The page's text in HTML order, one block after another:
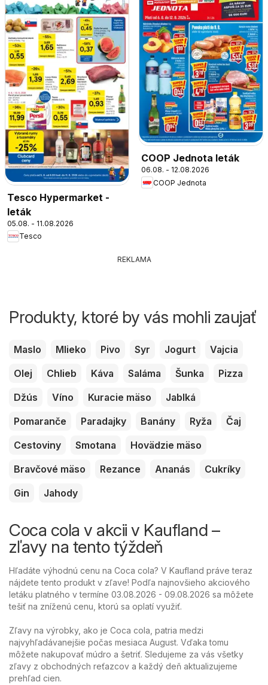
Tesco Hypermarket -
leták
05.08. - 11.08.2026
Tesco
COOP Jednota leták
06.08. - 12.08.2026
COOP Jednota
REKLAMA
Produkty, ktoré by vás mohli zaujať
Maslo Mlieko Pivo Syr Jogurt
Vajcia
Olej
Chlieb Káva Saláma Šunka
Pizza
Džús
Víno Kuracie mäso
Jablká
Pomaranče
Paradajky Banány Ryža
Čaj
Cestoviny
Smotana
Hovädzie mäso
Bravčové mäso
Rezance Ananás
Cukríky
Gin
Jahody
Coca cola v akcii v Kaufland –
zľavy na tento týždeň
Hľadáte výhodnú cenu na Coca cola? V Kaufland práve teraz
nájdete tento produkt v zľave! Podľa najnovšieho akciového
letáku platného v termíne 03.08.2026 - 09.08.2026 sa môžete
tešiť na zníženú cenu, ktorú sa oplatí využiť.
Zľavy na výrobky, ako je Coca cola, patria medzi
najvyhľadávanejšie počas mesiaca August. Vďaka tomu
môžete nakupovať múdro a šetriť. Sledujeme za vás všetky
zľavy z obchodných reťazcov a každý deň aktualizujeme
prehľad cien.